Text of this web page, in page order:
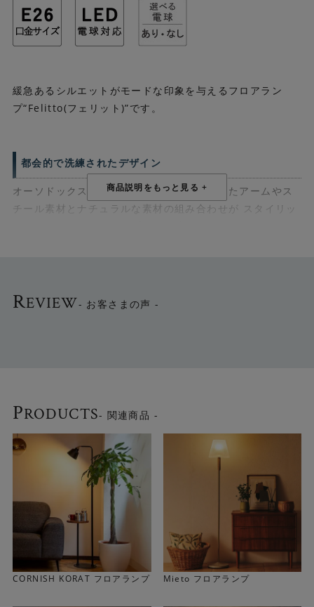
緩急あるシルエットがモードな印象を与えるフロアラン
プ“Felitto(フェリット)”です。
都会的で洗練されたデザイン
オーソドックスな佇まいながら、角度をつけたアームやス
チール素材とナチュラルな素材の組み合わせが スタイリッ
やわらかな光を放つファブリックシェード
ライトグレーのシェードはファブリック素材。 ファブリッ
クシェードならではの優しい光が透過し、上品な光を放つ
間接照明として使えます。
REVIEW- お客さまの声 -
PRODUCTS- 関連商品 -
CORNISH KORAT フロアランプ Mieto フロアランプ